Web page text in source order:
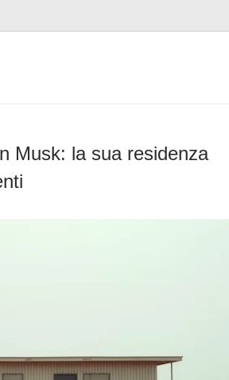
Musk: la sua residenza